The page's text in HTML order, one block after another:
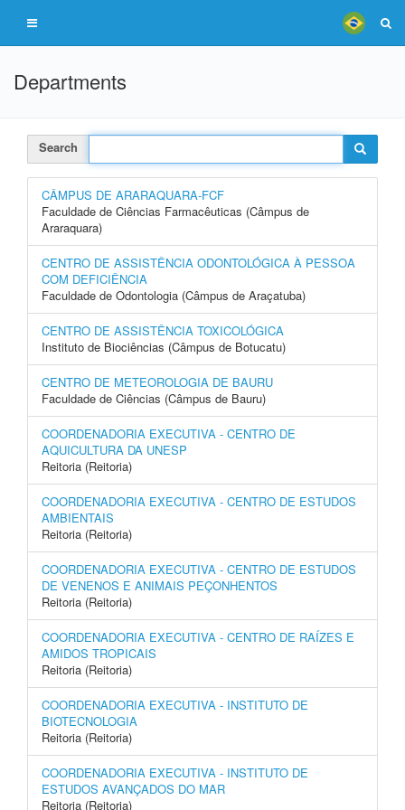
Departments
Search
CÂMPUS DE ARARAQUARA-FCF
Faculdade de Ciências Farmacêuticas (Câmpus de
Araraquara)
CENTRO DE ASSISTÊNCIA ODONTOLÓGICA À PESSOA
COM DEFICIÊNCIA
Faculdade de Odontologia (Câmpus de Araçatuba)
CENTRO DE ASSISTÊNCIA TOXICOLÓGICA
Instituto de Biociências (Câmpus de Botucatu)
CENTRO DE METEOROLOGIA DE BAURU
Faculdade de Ciências (Câmpus de Bauru)
COORDENADORIA EXECUTIVA - CENTRO DE
AQUICULTURA DA UNESP
Reitoria (Reitoria)
COORDENADORIA EXECUTIVA - CENTRO DE ESTUDOS
AMBIENTAIS
Reitoria (Reitoria)
COORDENADORIA EXECUTIVA - CENTRO DE ESTUDOS
DE VENENOS E ANIMAIS PEÇONHENTOS
Reitoria (Reitoria)
COORDENADORIA EXECUTIVA - CENTRO DE RAÍZES E
AMIDOS TROPICAIS
Reitoria (Reitoria)
COORDENADORIA EXECUTIVA - INSTITUTO DE
BIOTECNOLOGIA
Reitoria (Reitoria)
COORDENADORIA EXECUTIVA - INSTITUTO DE
ESTUDOS AVANÇADOS DO MAR
Reitoria (Reitoria)